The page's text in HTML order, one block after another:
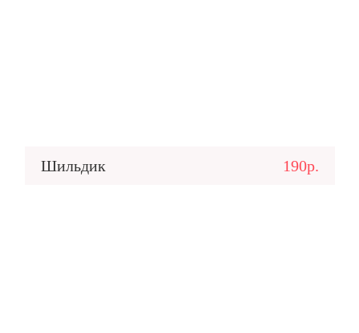
Шильдик 190р.